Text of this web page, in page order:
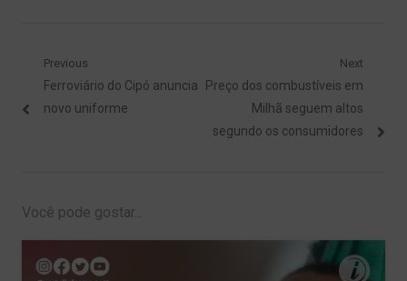
Navegação
de
Previous
Previous
post:
Ferroviário do Cipó anuncia
novo uniforme
Next
Next
Preço dos combustíveis em
Milhã seguem altos
segundo os consumidores
Você pode gostar...